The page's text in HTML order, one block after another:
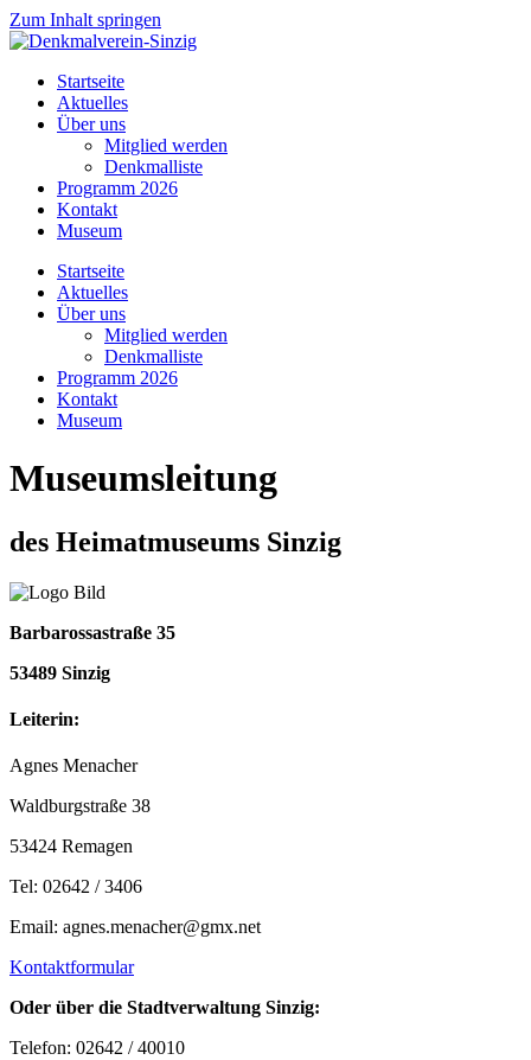
Zum Inhalt springen
Startseite
Aktuelles
Über uns
Mitglied werden
Denkmalliste
Programm 2026
Kontakt
Museum
Startseite
Aktuelles
Über uns
Mitglied werden
Denkmalliste
Programm 2026
Kontakt
Museum
Museumsleitung
des Heimatmuseums Sinzig
Barbarossastraße 35
53489 Sinzig
Leiterin:
Agnes Menacher
Waldburgstraße 38
53424 Remagen
Tel: 02642 / 3406
Email: agnes.menacher@gmx.net
Kontaktformular
Oder über die Stadtverwaltung Sinzig:
Telefon: 02642 / 40010